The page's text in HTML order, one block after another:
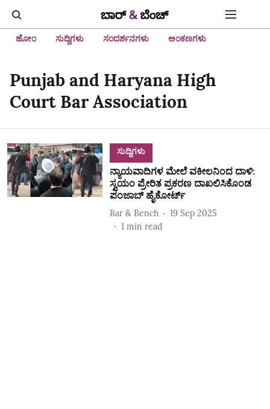
ಹೋಂ ಸುದ್ದಿಗಳು ಸಂದರ್ಶನಗಳು ಅಂಕಣಗಳು
Punjab and Haryana High
Court Bar Association
ಸುದ್ದಿಗಳು
ನ್ಯಾಯವಾದಿಗಳ ಮೇಲೆ ವಕೀಲನಿಂದ ದಾಳಿ:
ಸ್ವಯಂ ಪ್ರೇರಿತ ಪ್ರಕರಣ ದಾಖಲಿಸಿಕೊಂಡ
ಪಂಜಾಬ್ ಹೈಕೋರ್ಟ್
Bar & Bench
19 Sep 2025
1 min read